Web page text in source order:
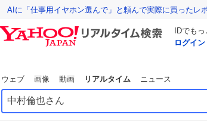
AIに「仕事用イヤホン選んで」と頼んで実際に買ったレ
IDでも
ログイン
ウェブ 画像 動画 リアルタイム ニュース